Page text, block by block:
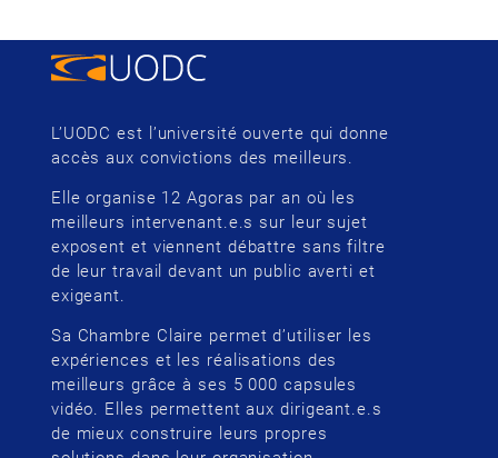
L’UODC est l’université ouverte qui donne
accès aux convictions des meilleurs.
Elle organise 12 Agoras par an où les
meilleurs intervenant.e.s sur leur sujet
exposent et viennent débattre sans filtre
de leur travail devant un public averti et
exigeant.
Sa Chambre Claire permet d’utiliser les
expériences et les réalisations des
meilleurs grâce à ses 5 000 capsules
vidéo. Elles permettent aux dirigeant.e.s
de mieux construire leurs propres